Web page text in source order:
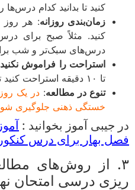
کنید تا بدانید کدام درس‌ها را
زمان‌بندی روزانه: هر روز را
کنید. مثلاً صبح برای
درس‌های سبک‌تر و شب برای
استراحت را فراموش نکنید
تنوع در مطالعه:در یک روز،
خستگی ذهنی جلوگیری شود.
آموز بخوانید : آموزش
بهار برای درس کنکور و
از روش‌های مطالعه
درسی امتحان نهایی